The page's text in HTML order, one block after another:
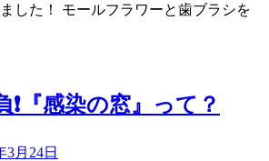
した！ モールフラワーと歯ブラシを
『感染の窓』って？
3月24日